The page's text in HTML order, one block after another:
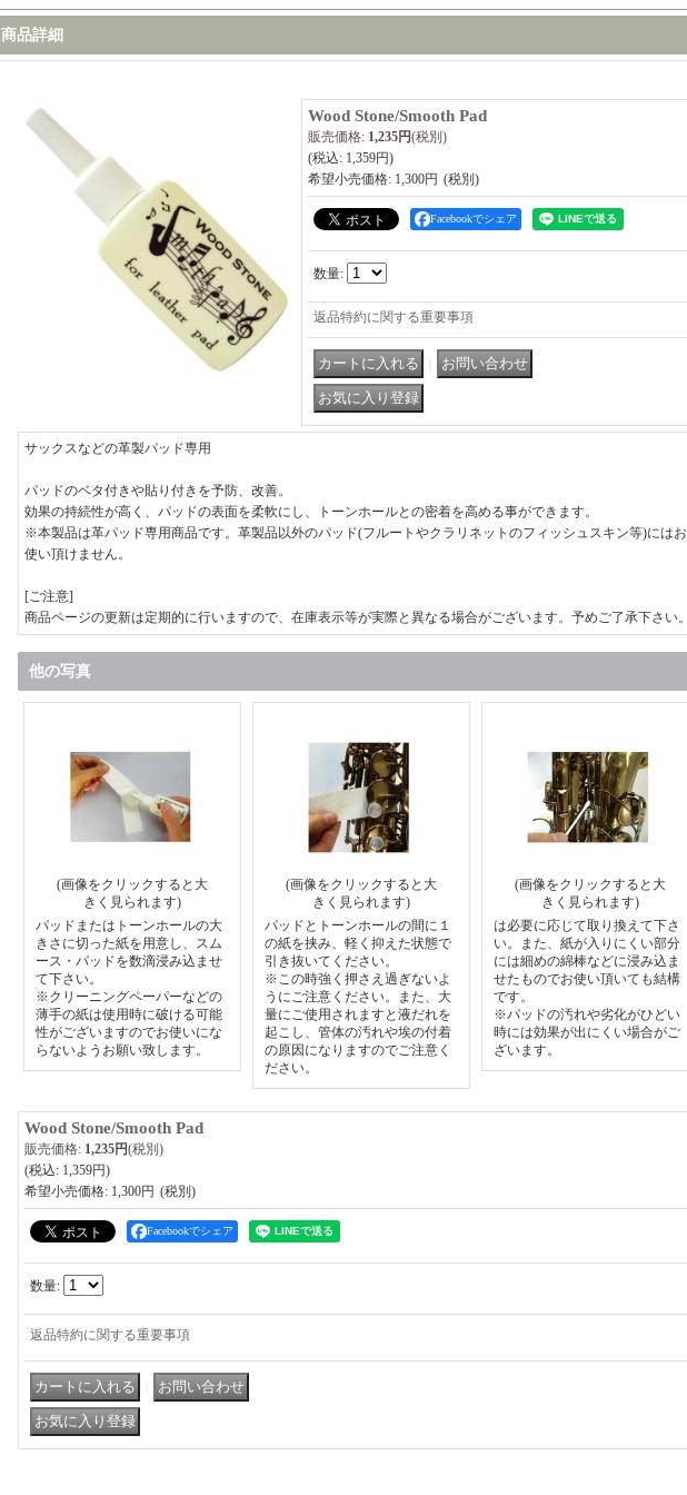
商品詳細
Wood Stone/Smooth Pad
販売価格: 1,235円(税別)
(税込: 1,359円)
希望小売価格: 1,300円
Facebookでシェア
数量:
返品特約に関する重要事項
サックスなどの革製パッド専用
パッドのベタ付きや貼り付きを予防、改善。
効果の持続性が高く、パッドの表面を柔軟にし、トーンホールとの密着を高める事ができます。
※本製品は革パッド専用商品です。革製品以外のパッド(フルートやクラリネットのフィッシュスキン等)にはお
使い頂けません。
[ご注意]
商品ページの更新は定期的に行いますので、在庫表示等が実際と異なる場合がございます。予めご了承下さい。
他の写真
(画像をクリックすると大
きく見られます)
パッドまたはトーンホールの大
きさに切った紙を用意し、スム
ース・パッドを数滴浸み込ませ
て下さい。
※クリーニングペーパーなどの
薄手の紙は使用時に破ける可能
性がございますのでお使いにな
らないようお願い致します。
(画像をクリックすると大
きく見られます)
パッドとトーンホールの間に１
の紙を挟み、軽く抑えた状態で
引き抜いてください。
※この時強く押さえ過ぎないよ
うにご注意ください。また、大
量にご使用されますと液だれを
起こし、管体の汚れや埃の付着
の原因になりますのでご注意く
ださい。
(画像をクリックすると大
きく見られます)
は必要に応じて取り換えて下さ
い。また、紙が入りにくい部分
には細めの綿棒などに浸み込ま
せたものでお使い頂いても結構
です。
※パッドの汚れや劣化がひどい
時には効果が出にくい場合がご
ざいます。
Wood Stone/Smooth Pad
販売価格: 1,235円(税別)
(税込: 1,359円)
希望小売価格: 1,300円
Facebookでシェア
数量:
返品特約に関する重要事項